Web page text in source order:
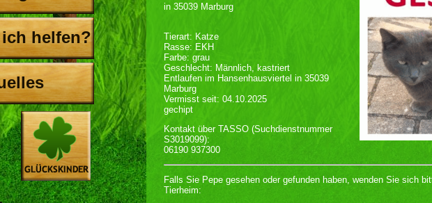
helfen?
in 35039 Marburg
Tierart: Katze
Rasse: EKH
Farbe: grau
Geschlecht: Männlich, kastriert
Entlaufen im Hansenhausviertel in 35039
Marburg
Vermisst seit: 04.10.2025
gechipt
Kontakt über TASSO (Suchdienstnummer
S3019099):
06190 937300
Falls Sie Pepe gesehen oder gefunden haben, wenden Sie sich
Tierheim: